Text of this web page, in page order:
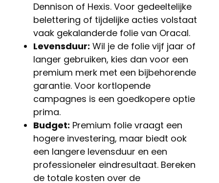
Dennison of Hexis. Voor gedeeltelijke
belettering of tijdelijke acties volstaat
vaak gekalanderde folie van Oracal.
Levensduur: Wil je de folie vijf jaar of
langer gebruiken, kies dan voor een
premium merk met een bijbehorende
garantie. Voor kortlopende
campagnes is een goedkopere optie
prima.
Budget: Premium folie vraagt een
hogere investering, maar biedt ook
een langere levensduur en een
professioneler eindresultaat. Bereken
de totale kosten over de